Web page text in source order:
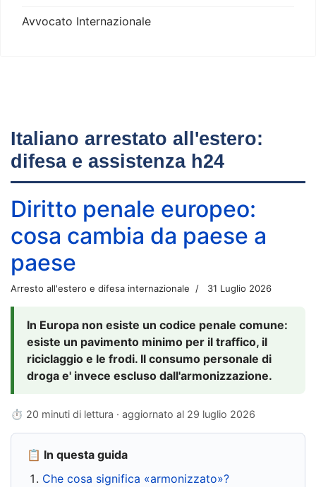
Avvocato Internazionale
Italiano arrestato all'estero:
difesa e assistenza h24
Diritto penale europeo:
cosa cambia da paese a
paese
Arresto all'estero e difesa internazionale 31 Luglio 2026
In Europa non esiste un codice penale comune:
esiste un pavimento minimo per il traffico, il
riciclaggio e le frodi. Il consumo personale di
droga e' invece escluso dall'armonizzazione.
⏱ 20 minuti di lettura · aggiornato al 29 luglio 2026
📋 In questa guida
Che cosa significa «armonizzato»?